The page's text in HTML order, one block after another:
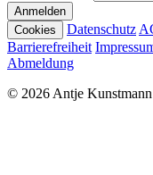
Anmelden
Cookies
Datenschutz
Barrierefreiheit
Abmeldung
© 2026 Antje